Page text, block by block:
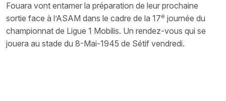
Fouara vont entamer la préparation de leur prochaine
sortie face à l’ASAM dans le cadre de la 17e journée du
championnat de Ligue 1 Mobilis. Un rendez-vous qui se
jouera au stade du 8-Mai-1945 de Sétif vendredi.